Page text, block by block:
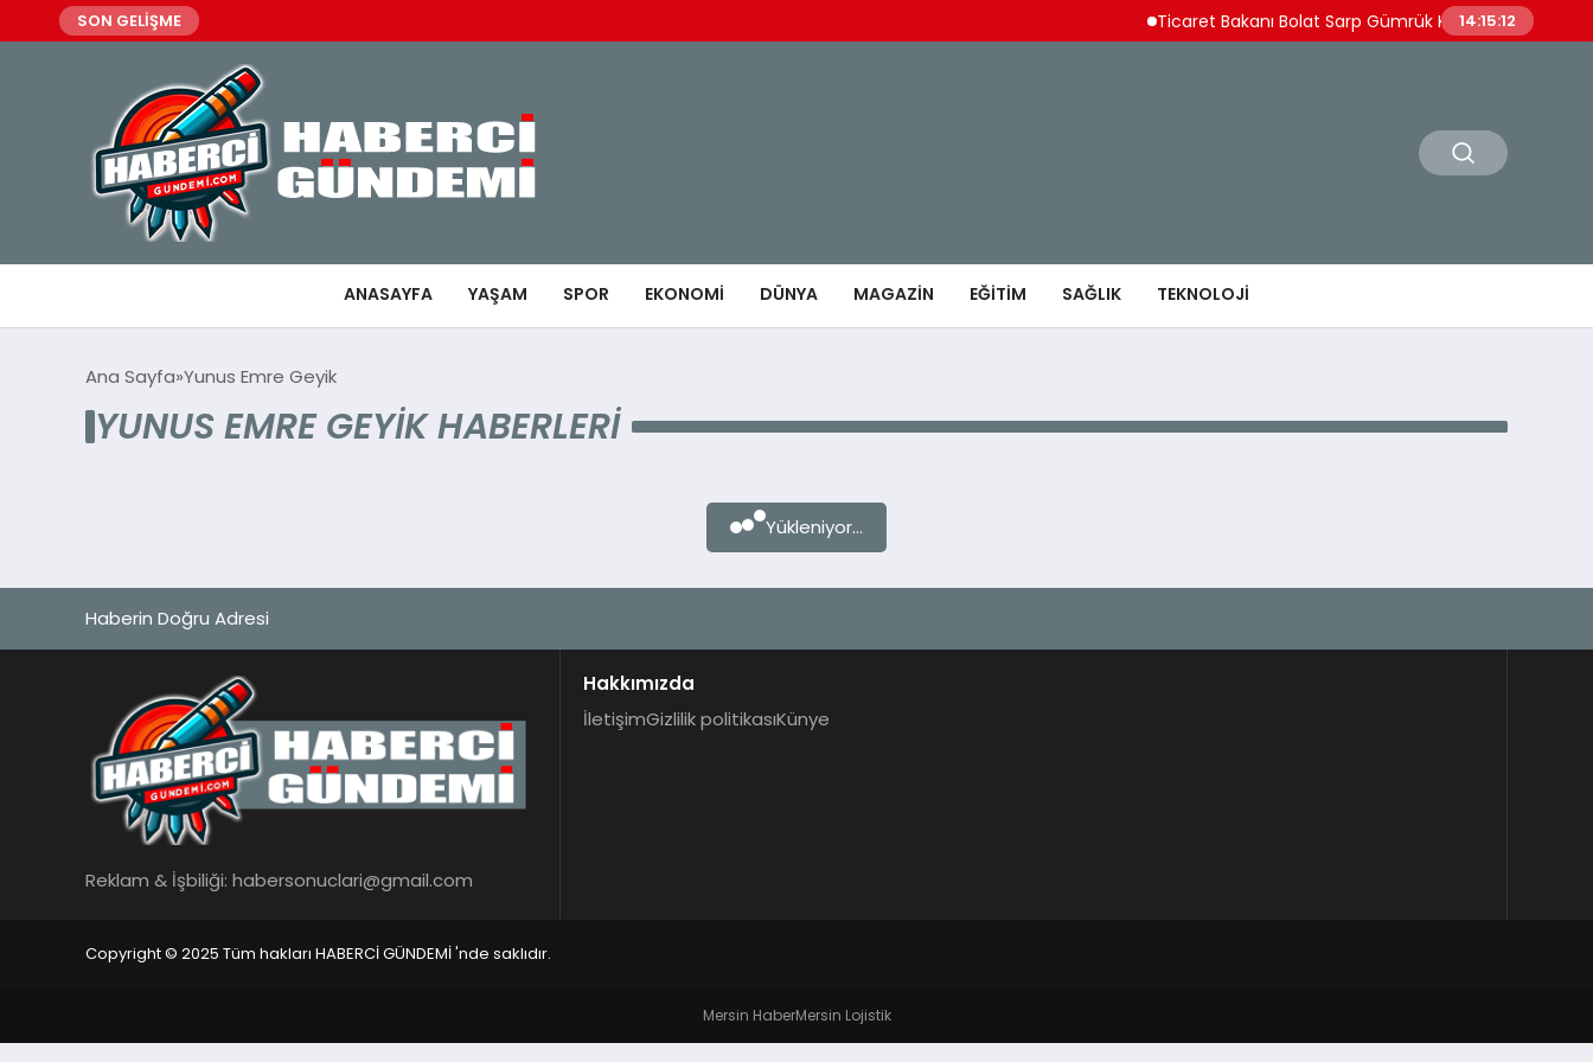
SON GELİŞME Ticaret Bakanı Bolat Sarp Gümrük Kapısı’nı
14:15:12
ANASAYFA YAŞAM SPOR EKONOMI DÜNYA MAGAZIN EĞITIM SAĞLIK TEKNOLOJI
Ana Sayfa Yunus Emre Geyik
YUNUS EMRE GEYIK HABERLERI
Yükleniyor...
Haberin Doğru Adresi
Reklam & İşbiliği: habersonuclari@gmail.com
Hakkımızda
İletişimGizlilik politikasıKünye
Copyright © 2025 Tüm hakları HABERCİ GÜNDEMİ 'nde saklıdır.
Mersin HaberMersin Lojistik